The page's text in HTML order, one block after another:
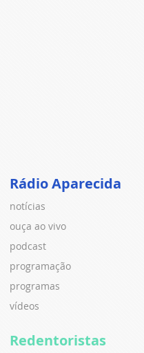
Rádio Aparecida
notícias
ouça ao vivo
podcast
programação
programas
vídeos
Redentoristas